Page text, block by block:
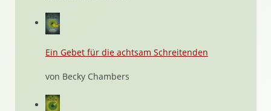
Ein Gebet für die achtsam Schreitenden
von Becky Chambers